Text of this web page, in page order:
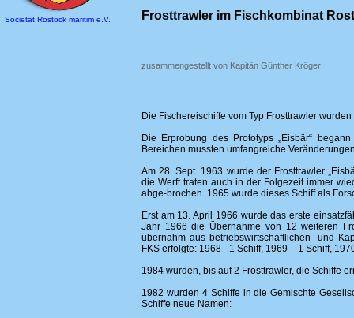
Societät Rostock maritim e.V. Frosttrawler im Fischkombinat
zusammengestellt von Kapitän Günther Kröger
Die Fischereischiffe vom Typ Frosttrawler
Die Erprobung des Prototyps „Eisbär“
Bereichen mussten umfangreiche
Am 28. Sept. 1963 wurde der Frosttrawler
die Werft traten auch in der Folgezeit immer
abge-brochen. 1965 wurde dieses Schiff als
Erst am 13. April 1966 wurde das erste
Jahr 1966 die Übernahme von 12 weiteren
übernahm aus betriebswirtschaftlichen- und
FKS erfolgte: 1968 - 1 Schiff, 1969 – 1 Schiff,
1984 wurden, bis auf 2 Frosttrawler, die Schiffe
1982 wurden 4 Schiffe in die Gemischte
Schiffe neue Namen: